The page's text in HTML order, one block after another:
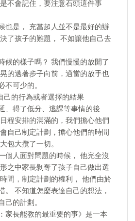
不會記住，要注意石頭這件事
也是， 充當超人並不是最好的辦
了孩子的難題， 不如讓他自己去
候的樣子嗎？ 我們慢慢的放開了
的邁著步子向前，適當的放手也
不可少的。
己的行為或者選擇的結果
、得了低分、逃課等事情的後
程安排的滿滿的，我們擔心他們
自己制定計劃，擔心他們的時間
包大攬了一切。
個人面對問題的時候， 他完全沒
之中家長剝奪了孩子自己做出選
間，制定計劃的權利， 他們由於
。 不知道怎麼表達自己的想法，
己的計劃。
家長能教的最重要的事》是一本